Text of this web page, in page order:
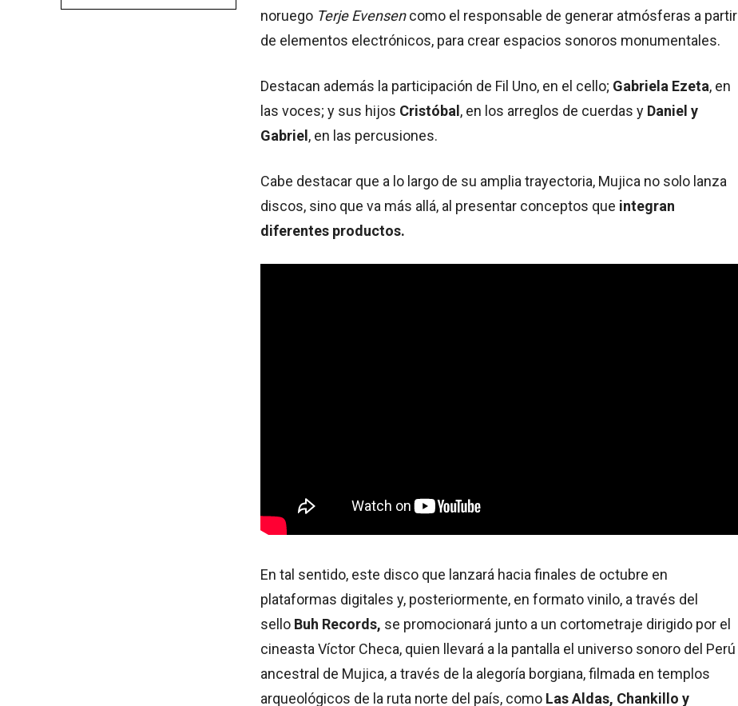
noruego Terje Evensencomo el responsable de generar atmósferas a partir
de elementos electrónicos, para crear espacios sonoros monumentales.
Destacan además la participación de Fil Uno, en el cello; Gabriela Ezeta, en
las voces; y sus hijos Cristóbal, en los arreglos de cuerdas y Daniel y
Gabriel, en las percusiones.
Cabe destacar que a lo largo de su amplia trayectoria, Mujica no solo lanza
discos, sino que va más allá, al presentar conceptos que integran
diferentes productos.
En tal sentido, este disco que lanzará hacia finales de octubre en
plataformas digitales y, posteriormente, en formato vinilo, a través del
sello Buh Records, se promocionará junto a un cortometraje dirigido por el
cineasta Víctor Checa, quien llevará a la pantalla el universo sonoro del Perú
ancestral de Mujica, a través de la alegoría borgiana, filmada en templos
arqueológicos de la ruta norte del país, como Las Aldas, Chankillo y